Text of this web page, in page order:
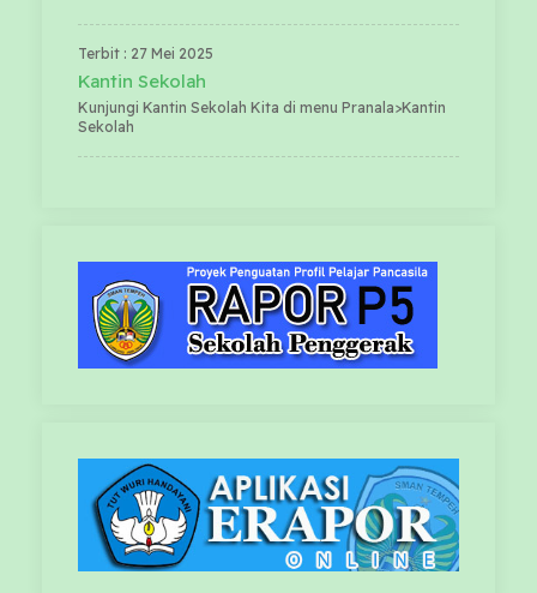
Terbit : 27 Mei 2025
Kantin Sekolah
Kunjungi Kantin Sekolah Kita di menu Pranala>Kantin
Sekolah